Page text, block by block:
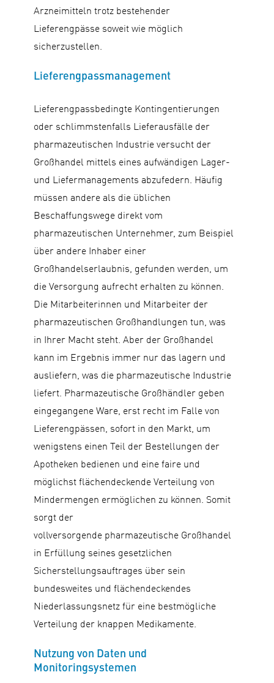
Arzneimitteln trotz bestehender
Lieferengpässe soweit wie möglich
sicherzustellen.
Lieferengpassmanagement
Lieferengpassbedingte Kontingentierungen
oder schlimmstenfalls Lieferausfälle der
pharmazeutischen Industrie versucht der
Großhandel mittels eines aufwändigen Lager-
und Liefermanagements abzufedern. Häufig
müssen andere als die üblichen
Beschaffungswege direkt vom
pharmazeutischen Unternehmer, zum Beispiel
über andere Inhaber einer
Großhandelserlaubnis, gefunden werden, um
die Versorgung aufrecht erhalten zu können.
Die Mitarbeiterinnen und Mitarbeiter der
pharmazeutischen Großhandlungen tun, was
in Ihrer Macht steht. Aber der Großhandel
kann im Ergebnis immer nur das lagern und
ausliefern, was die pharmazeutische Industrie
liefert. Pharmazeutische Großhändler geben
eingegangene Ware, erst recht im Falle von
Lieferengpässen, sofort in den Markt, um
wenigstens einen Teil der Bestellungen der
Apotheken bedienen und eine faire und
möglichst flächendeckende Verteilung von
Mindermengen ermöglichen zu können. Somit
sorgt der
vollversorgende pharmazeutische Großhandel
in Erfüllung seines gesetzlichen
Sicherstellungsauftrages über sein
bundesweites und flächendeckendes
Niederlassungsnetz für eine bestmögliche
Verteilung der knappen Medikamente.
Nutzung von Daten und
Monitoringsystemen